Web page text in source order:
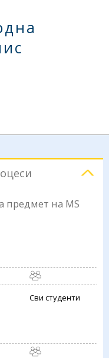
предмет на MS
Сви студенти